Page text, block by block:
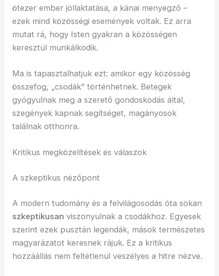
ötezer ember jóllaktatása, a kánai menyegző –
ezek mind közösségi események voltak. Ez arra
mutat rá, hogy Isten gyakran a közösségen
keresztül munkálkodik.
Ma is tapasztalhatjuk ezt: amikor egy közösség
összefog, „csodák” történhetnek. Betegek
gyógyulnak meg a szerető gondoskodás által,
szegények kapnak segítséget, magányosok
találnak otthonra.
Kritikus megközelítések és válaszok
A szkeptikus nézőpont
A modern tudomány és a felvilágosodás óta sokan
szkeptikusan viszonyulnak a csodákhoz. Egyesek
szerint ezek pusztán legendák, mások természetes
magyarázatot keresnek rájuk. Ez a kritikus
hozzáállás nem feltétlenül veszélyes a hitre nézve.